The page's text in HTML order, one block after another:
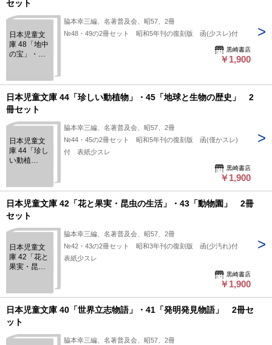
セット
日本児童文
庫 48「地中
の宝」・
地震」 2冊
セット
脇本幸三編、名著普及会、昭57、2冊
№48・49の2冊セット 昭和5年刊の復刻版 函(少スレ)付
黒崎書店
￥1,900
日本児童文庫 44「珍しい動植物」・45「地球と生物の歴史」 2
冊セット
日本児童文
庫 44「珍し
い動植
生物の歴
史」 2冊セ
ット
脇本幸三編、名著普及会、昭57、2冊
№44・45の2冊セット 昭和5年刊の復刻版 函(僅かスレ)
付 表紙少スレ
黒崎書店
￥1,900
日本児童文庫 42「花と果実・昆虫の生活」・43「動物園」 2冊
セット
日本児童文
庫 42「花と
果実・昆虫
園」 2冊セ
ット
脇本幸三編、名著普及会、昭57、2冊
№42・43の2冊セット 昭和3年刊の復刻版 函(少汚れ)付
表紙少スレ
黒崎書店
￥1,900
日本児童文庫 40「世界立志物語」・41「発明発見物語」 2冊セ
ット
脇本幸三編、名著普及会、昭57、2冊